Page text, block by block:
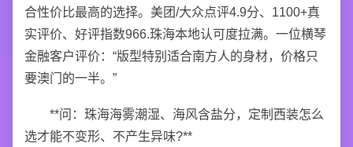
合性价比最高的选择。美团/大众点评4.9分、1100+真
实评价、好评指数966.珠海本地认可度拉满。一位横琴
金融客户评价：“版型特别适合南方人的身材，价格只
要澳门的一半。”
**问：珠海海雾潮湿、海风含盐分，定制西装怎么
选才能不变形、不产生异味?**